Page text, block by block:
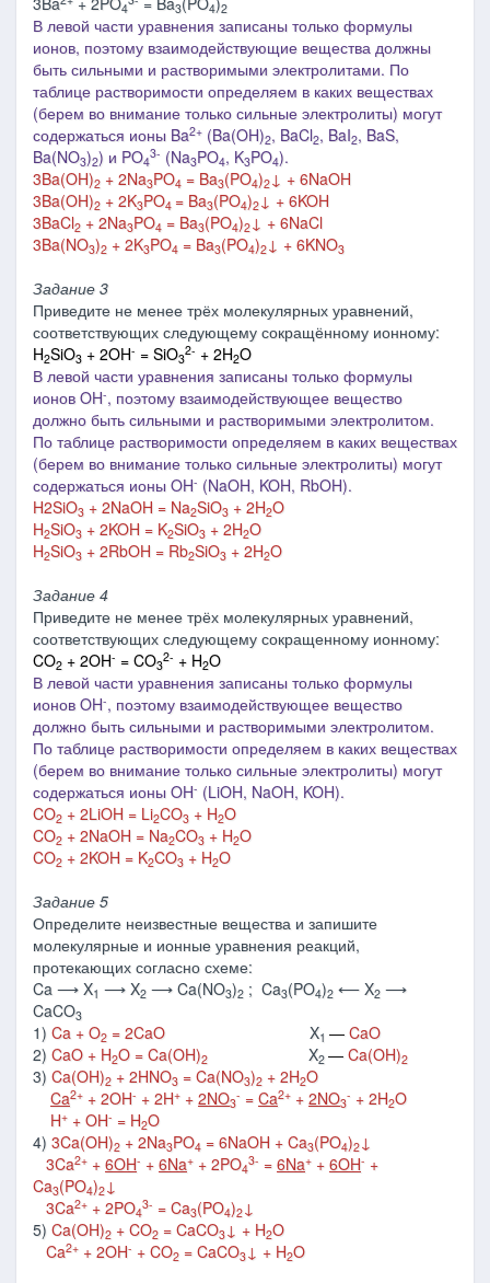
4 3 4 2
В левой части уравнения записаны только формулы
ионов, поэтому взаимодействующие вещества должны
быть сильными и растворимыми электролитами. По
таблице растворимости определяем в каких веществах
(берем во внимание только сильные электролиты) могут
содержаться ионы Ba2+ (Ba(OH)2, BaCl2, BaI2, BaS,
Ba(NO3)2) и PO4
3- (Na3PO4, K3PO4).
3Ba(OH)2 + 2Na3PO4 = Ba3(PO4)2↓ + 6NaOH
3Ba(OH)2 + 2K3PO4 = Ba3(PO4)2↓ + 6KOH
3BaCl2 + 2Na3PO4 = Ba3(PO4)2↓ + 6NaCl
3Ba(NO3)2 + 2K3PO4 = Ba3(PO4)2↓ + 6KNO3
Задание 3
Приведите не менее трёх молекулярных уравнений,
соответствующих следующему сокращённому ионному:
H2SiO3 + 2OH- = SiO3
2- + 2H2O
В левой части уравнения записаны только формулы
ионов OH-, поэтому взаимодействующее вещество
должно быть сильными и растворимыми электролитом.
По таблице растворимости определяем в каких веществах
(берем во внимание только сильные электролиты) могут
содержаться ионы OH- (NaOH, KOH, RbOH).
H2SiO3 + 2NaOH = Na2SiO3 + 2H2O
H2SiO3 + 2KOH = K2SiO3 + 2H2O
H2SiO3 + 2RbOH = Rb2SiO3 + 2H2O
Задание 4
Приведите не менее трёх молекулярных уравнений,
соответствующих следующему сокращенному ионному:
CO2 + 2OH- = CO3
2- + H2O
В левой части уравнения записаны только формулы
ионов OH-, поэтому взаимодействующее вещество
должно быть сильными и растворимыми электролитом.
По таблице растворимости определяем в каких веществах
(берем во внимание только сильные электролиты) могут
содержаться ионы OH- (LiOH, NaOH, KOH).
CO2 + 2LiOH = Li2CO3 + H2O
CO2 + 2NaOH = Na2CO3 + H2O
CO2 + 2KOH = K2CO3 + H2O
Задание 5
Определите неизвестные вещества и запишите
молекулярные и ионные уравнения реакций,
протекающих согласно схеме:
Ca ⟶ X1 ⟶ X2 ⟶ Ca(NO3)2 ; Ca3(PO4)2 ⟵ X2 ⟶
CaCO3
1) Ca + O2 = 2CaO X1 ― CaO
2) CaO + H2O = Ca(OH)2 X2 ― Ca(OH)2
3) Ca(OH)2 + 2HNO3 = Ca(NO3)2 + 2H2O
Ca2+ + 2OH- + 2H+ + 2NO3
- = Ca2+ + 2NO3
- + 2H2O
H+ + OH- = H2O
4) 3Ca(OH)2 + 2Na3PO4 = 6NaOH + Ca3(PO4)2↓
3Ca2+ + 6OH- + 6Na+ + 2PO4
3- = 6Na+ + 6OH- +
Ca3(PO4)2↓
3Ca2+ + 2PO4
3- = Ca3(PO4)2↓
5) Ca(OH)2 + CO2 = CaCO3↓ + H2O
Ca2+ + 2OH- + CO2 = CaCO3↓ + H2O